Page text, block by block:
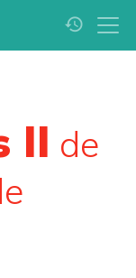
history
II de